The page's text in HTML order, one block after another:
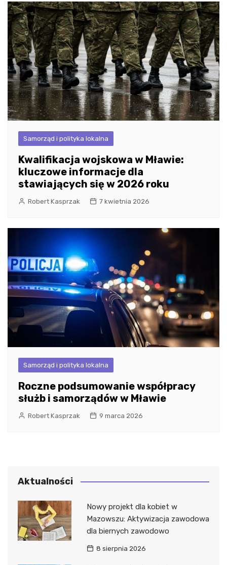
Samorząd i polityka lokalna
Kwalifikacja wojskowa w Mławie:
kluczowe informacje dla
stawiających się w 2026 roku
Robert Kasprzak 7 kwietnia 2026
Samorząd i polityka lokalna
Roczne podsumowanie współpracy
służb i samorządów w Mławie
Robert Kasprzak 9 marca 2026
Aktualności
Nowy projekt dla kobiet w
Mazowszu: Aktywizacja zawodowa
dla biernych zawodowo
8 sierpnia 2026